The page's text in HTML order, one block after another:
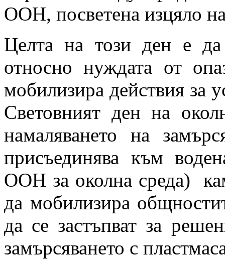
ООН, посветена изцяло
Целта на този ден е да
относно нуждата от
мобилизира действия за
Световният ден на
намаляването на
присъединява към
ООН за околна среда)
да мобилизира
да се застъпват за
замърсяването с